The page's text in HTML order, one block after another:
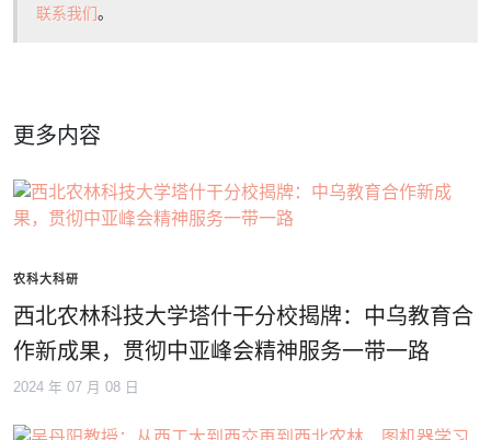
联系我们。
更多内容
农科大科研
西北农林科技大学塔什干分校揭牌：中乌教育合
作新成果，贯彻中亚峰会精神服务一带一路
2024 年 07 月 08 日